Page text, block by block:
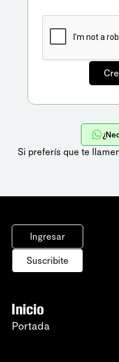
Si preferís que te
Ingresar
Suscribite
Inicio
Portada